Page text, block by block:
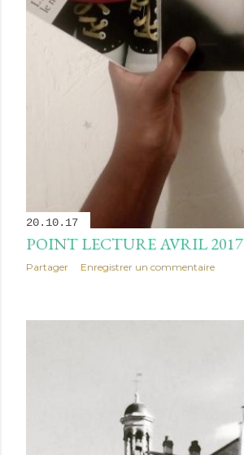
20.10.17
POINT LECTURE AVRIL 2017
Partager Enregistrer un commentaire